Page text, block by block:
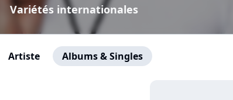
Variétés internationales
Artiste Albums & Singles